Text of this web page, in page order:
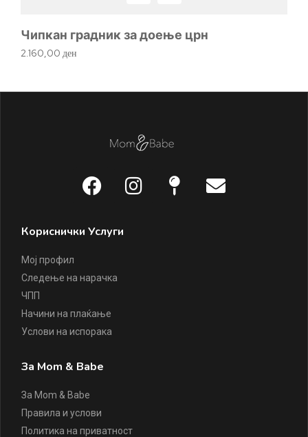
Чипкан градник за доење црн
2.160,00 ден
Кориснички Услуги
Мој профил
Следење на нарачка
ЧПП
Начини на плаќање
Услови на испорака
За Mom & Babe
За Mom & Babe
Правила и услови
Политика на приватност